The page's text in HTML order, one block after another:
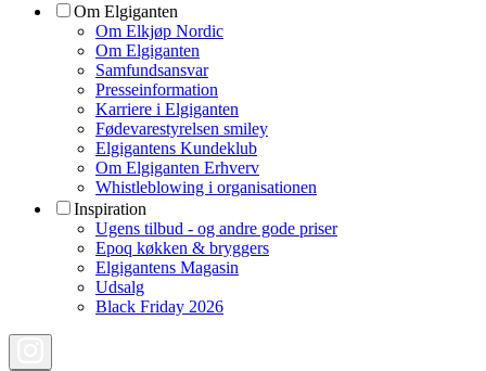
Om Elgiganten
Om Elkjøp Nordic
Om Elgiganten
Samfundsansvar
Presseinformation
Karriere i Elgiganten
Fødevarestyrelsen smiley
Elgigantens Kundeklub
Om Elgiganten Erhverv
Whistleblowing i organisationen
Inspiration
Ugens tilbud - og andre gode priser
Epoq køkken & bryggers
Elgigantens Magasin
Udsalg
Black Friday 2026